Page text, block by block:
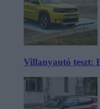
Villanyautó teszt: